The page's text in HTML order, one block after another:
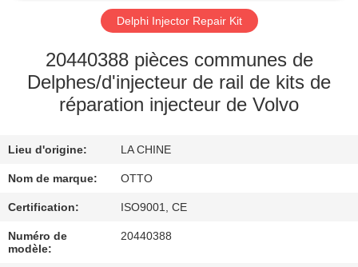
NOUS
VISITE
L'USINE
CONTRÔLE
DE
Delphi Injector Repair Kit
20440388 pièces communes de
Delphes/d'injecteur de rail de kits de
réparation injecteur de Volvo
Lieu d'origine: LA CHINE
Nom de marque: OTTO
Certification: ISO9001, CE
Numéro de
modèle:
20440388